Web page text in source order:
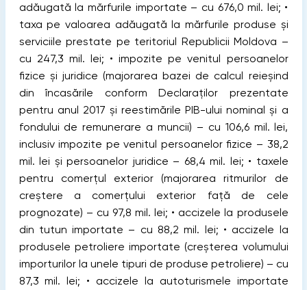
adăugată la mărfurile importate – cu 676,0 mil. lei; •
taxa pe valoarea adăugată la mărfurile produse și
serviciile prestate pe teritoriul Republicii Moldova –
cu 247,3 mil. lei; • impozite pe venitul persoanelor
fizice și juridice (majorarea bazei de calcul reieșind
din încasările conform Declaraților prezentate
pentru anul 2017 și reestimările PIB-ului nominal și a
fondului de remunerare a muncii) – cu 106,6 mil. lei,
inclusiv impozite pe venitul persoanelor fizice – 38,2
mil. lei și persoanelor juridice – 68,4 mil. lei; • taxele
pentru comerțul exterior (majorarea ritmurilor de
creștere a comerțului exterior față de cele
prognozate) – cu 97,8 mil. lei; • accizele la produsele
din tutun importate – cu 88,2 mil. lei; • accizele la
produsele petroliere importate (creșterea volumului
importurilor la unele tipuri de produse petroliere) – cu
87,3 mil. lei; • accizele la autoturismele importate